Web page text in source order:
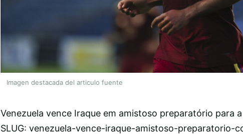
Imagen destacada del articulo fuente
Venezuela vence Iraque em amistoso preparatório para
SLUG: venezuela-vence-iraque-amistoso-preparatorio-